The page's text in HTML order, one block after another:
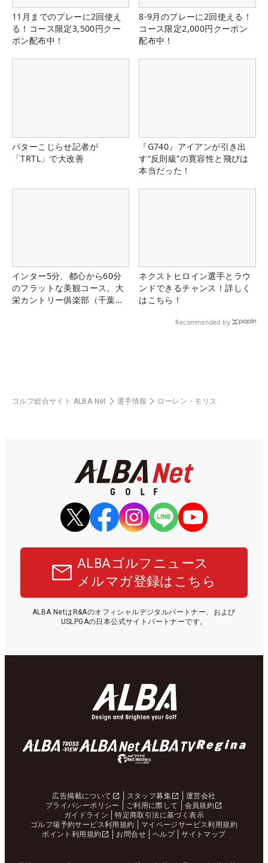
11月までのプレーに2回使え
る！コース限定3,500円クー
ポン配布中！
8-9月のプレーに2回使える！
コース限定2,000円クーポン
配布中！
パターこじらせ記者が
「TRTL」で大改善
『G740』アイアンが引き出
す“反則級”の寛容性と飛びは
本当だった！
インター5分、都心から60分
のフラットな美観コース。大
栄カントリー俱楽部（千葉
ネクストヒロイン選手とラウ
ンドできるチャンス！詳しく
はこちら！
Recommended by
ゴルフ総合サイト ALBA Net 選手情報 ローレン・モリス
ALBAゴルフニュース
メルマガ登録はこちら
ALBA NetはR&Aのオフィシャルデジタルパートナー、および
USLPGAの日本公式サイトパートナーです。
広告掲載について スタッフ募集
運営会社
プライバシーポリシー
ご利用に際して
会員規約
ガイドライン
特定商取引法に基づく表示
ゴルフ場予約サービス利用規約
マイページサービス利用規約
ポイント利用規約
お問合せ ヘルプ サイトマップ